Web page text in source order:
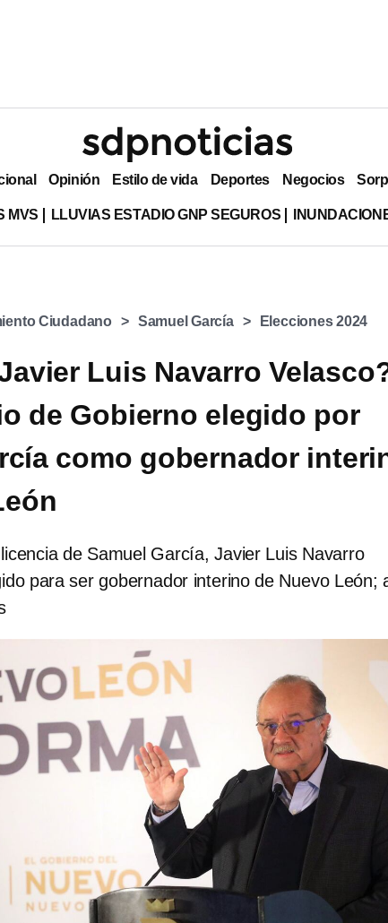
Opinión Estilo de vida Deportes Negocios
MVS LLUVIAS ESTADIO GNP SEGUROS
Ciudadano Samuel García Elecciones 2024
Luis Navarro
de Gobierno elegido por
como gobernador
de Samuel García, Javier Luis Navarro
para ser gobernador interino de Nuevo León;